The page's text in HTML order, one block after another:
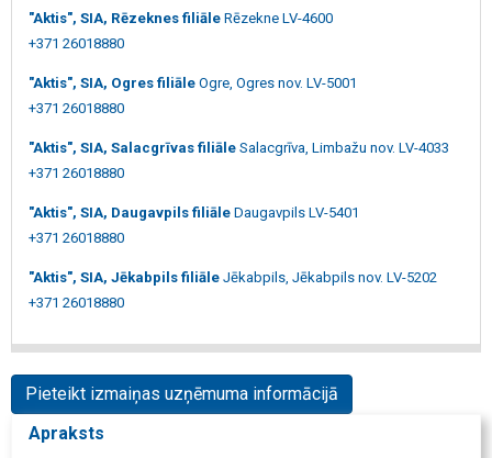
"Aktis", SIA, Rēzeknes filiāle Rēzekne LV-4600
+371 26018880
"Aktis", SIA, Ogres filiāle Ogre, Ogres nov. LV-5001
+371 26018880
"Aktis", SIA, Salacgrīvas filiāle Salacgrīva, Limbažu nov. LV-4033
+371 26018880
"Aktis", SIA, Daugavpils filiāle Daugavpils LV-5401
+371 26018880
"Aktis", SIA, Jēkabpils filiāle Jēkabpils, Jēkabpils nov. LV-5202
+371 26018880
Pieteikt izmaiņas uzņēmuma informācijā
Apraksts